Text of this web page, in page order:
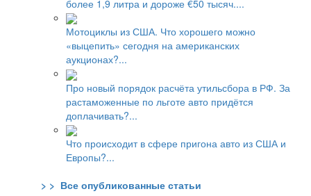
более 1,9 литра и дороже €50 тысяч....
Мотоциклы из США. Что хорошего можно
«выцепить» сегодня на американских
аукционах?...
Про новый порядок расчёта утильсбора в РФ. За
растаможенные по льготе авто придётся
доплачивать?...
Что происходит в сфере пригона авто из США и
Европы?...
> > Все опубликованные статьи